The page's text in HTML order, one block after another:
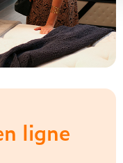
ligne